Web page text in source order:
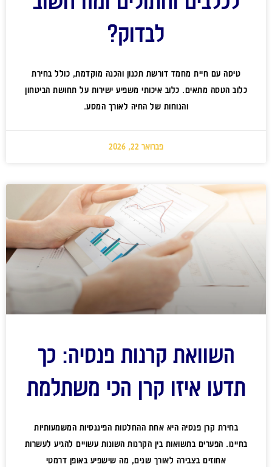
לבדוק?
טיסה עם חיית מחמד דורשת תכנון והכנה מוקדמת, כולל בחירת
כלוב הטסה מתאים. כלוב איכותי משפיע ישירות על תחושת הביטחון
והנוחות של החיה לאורך המסע.
פברואר 22, 2026
השוואת קרנות פנסיה: כך
תדעו איזו קרן הכי משתלמת
בחירת קרן פנסיה היא אחת ההחלטות הפיננסיות המשמעותיות
בחיינו. הפערים בתשואות בין הקרנות השונות עשויים להגיע לעשרות
אחוזים בצבירה לאורך שנים, מה שישפיע באופן דרמטי